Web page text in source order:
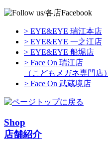
> EYE&EYE 瑞江本店
> EYE&EYE 一之江店
> EYE&EYE 船堀店
> Face On 瑞江店
（こどもメガネ専門店）
> Face On 武蔵境店
Shop
店舗紹介